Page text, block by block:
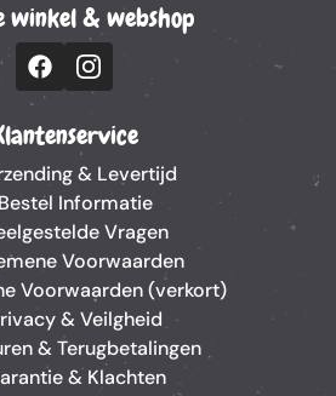
winkel & webshop
& Levertijd
Bestel Informatie
Vragen
Voorwaarden
Voorwaarden (verkort)
& Veilgheid
& Terugbetalingen
& Klachten